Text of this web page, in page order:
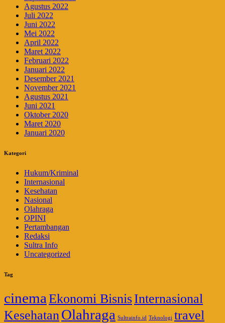
Agustus 2022
Juli 2022
Juni 2022
Mei 2022
April 2022
Maret 2022
Februari 2022
Januari 2022
Desember 2021
November 2021
Agustus 2021
Juni 2021
Oktober 2020
Maret 2020
Januari 2020
Kategori
Hukum/Kriminal
Internasional
Kesehatan
Nasional
Olahraga
OPINI
Pertambangan
Redaksi
Sultra Info
Uncategorized
Tag
cinema Ekonomi BisnisInternasional
KesehatanOlahraga Sultrainfo.id Teknologi travel